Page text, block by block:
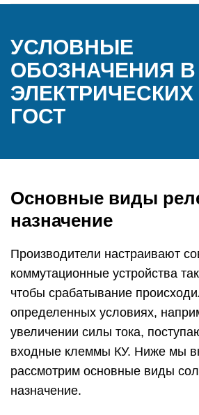
УСЛОВНЫЕ
ОБОЗНАЧЕНИЯ В
ГОСТ
Основные виды
назначение
Производители настраивают
коммутационные устройства
чтобы срабатывание
определенных условиях,
увеличении силы тока,
входные клеммы КУ. Ниже мы
рассмотрим основные виды
назначение.